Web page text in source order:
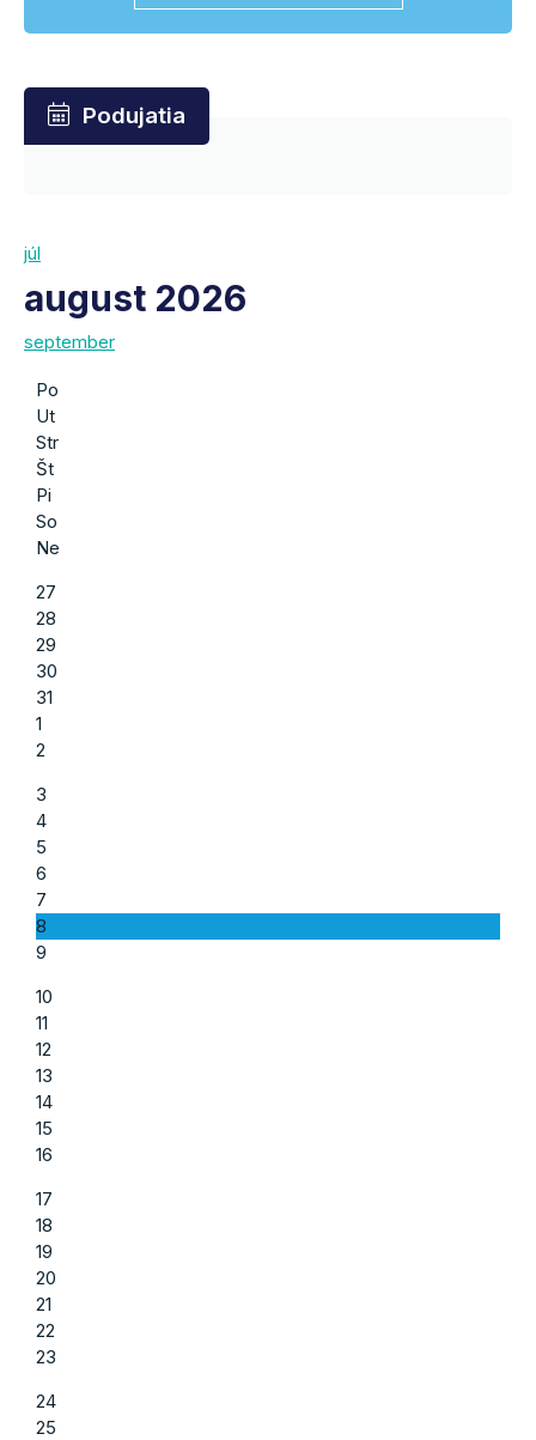
Podujatia
júl
august 2026
september
Po
Ut
Str
Št
Pi
So
Ne
27
28
29
30
31
1
2
3
4
5
6
7
8
9
10
11
12
13
14
15
16
17
18
19
20
21
22
23
24
25